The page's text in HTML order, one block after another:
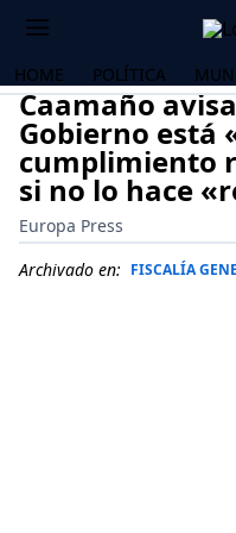
HOME POLÍTICA
Caamaño
Gobierno está
cumplimiento
si no lo hace
Europa Press
Archivado en: FISCALÍA